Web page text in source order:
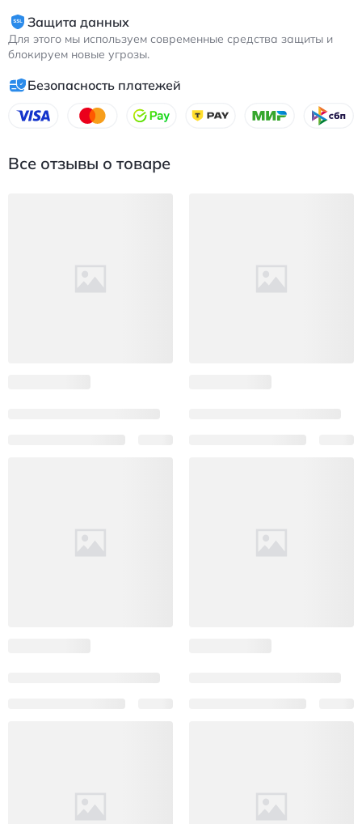
Защита данных
Для этого мы используем современные средства защиты и
блокируем новые угрозы.
Безопасность платежей
Все отзывы о товаре